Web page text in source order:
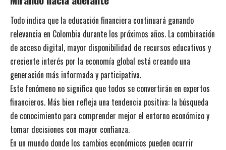
Todo indica que la educación financiera continuará ganando
relevancia en Colombia durante los próximos años. La combinación
de acceso digital, mayor disponibilidad de recursos educativos y
creciente interés por la economía global está creando una
generación más informada y participativa.
Este fenómeno no significa que todos se convertirán en expertos
financieros. Más bien refleja una tendencia positiva: la búsqueda
de conocimiento para comprender mejor el entorno económico y
tomar decisiones con mayor confianza.
En un mundo donde los cambios económicos pueden ocurrir